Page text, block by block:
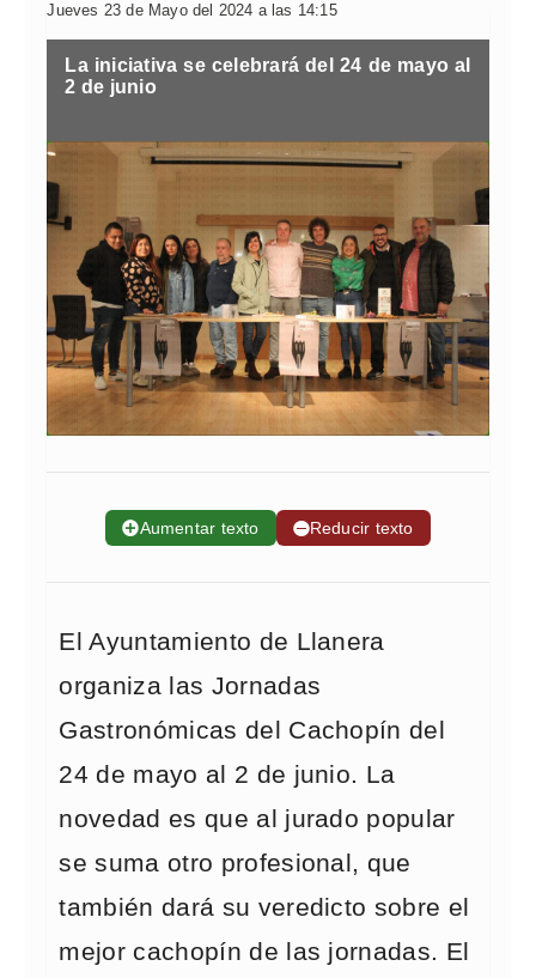
Jueves 23 de Mayo del 2024 a las 14:15
La iniciativa se celebrará del 24 de mayo al
2 de junio
➕Aumentar texto ➖Reducir texto
El Ayuntamiento de Llanera
organiza las Jornadas
Gastronómicas del Cachopín del
24 de mayo al 2 de junio. La
novedad es que al jurado popular
se suma otro profesional, que
también dará su veredicto sobre el
mejor cachopín de las jornadas. El